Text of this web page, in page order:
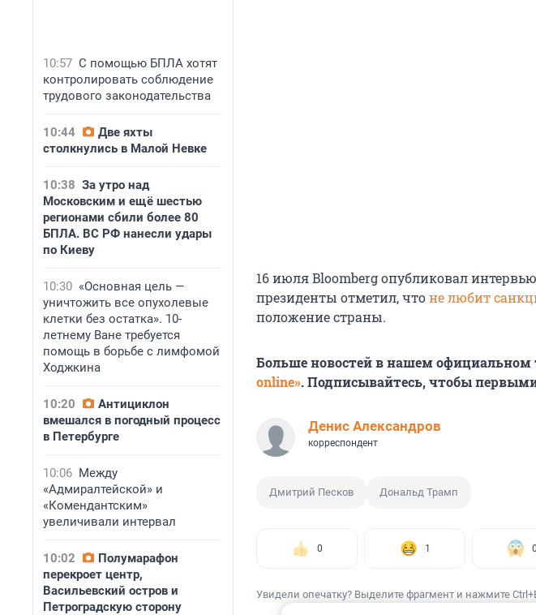
10:57 С помощью БПЛА хотят
контролировать соблюдение
трудового законодательства
10:44
Две яхты
столкнулись в Малой Невке
10:38 За утро над
Московским и ещё шестью
регионами сбили более 80
БПЛА. ВС РФ нанесли удары
по Киеву
10:30 «Основная цель —
уничтожить все опухолевые
клетки без остатка». 10-
летнему Ване требуется
помощь в борьбе с лимфомой
Ходжкина
10:20
Антициклон
вмешался в погодный процесс
в Петербурге
10:06 Между
«Адмиралтейской» и
«Комендантским»
увеличивали интервал
10:02
Полумарафон
перекроет центр,
Васильевский остров и
Петроградскую сторону
16 июля Bloomberg опубликовал
президенты отметил, чтоне любит
положение страны.
Больше новостей в нашем официальном
online». Подписывайтесь, чтобы
Денис Александров
корреспондент
Дмитрий Песков Дональд Трамп
0 1 0
Увидели опечатку? Выделите фрагмент и нажмите